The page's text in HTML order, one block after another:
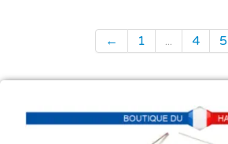
← 1 ... 4 5